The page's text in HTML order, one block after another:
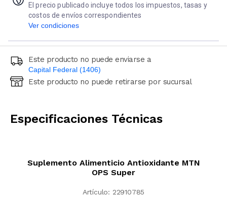
El precio publicado incluye todos los impuestos, tasas y
costos de envíos correspondientes
Ver condiciones
Este producto no puede enviarse a
Capital Federal (1406)
Ingresá código postal (sólo números)
Este producto no puede retirarse por sucursal
Especificaciones Técnicas
Suplemento Alimenticio Antioxidante MTN
OPS Super
Artículo: 22910785